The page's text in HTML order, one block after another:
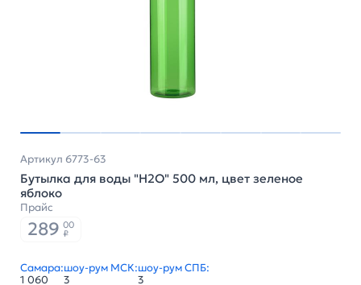
Артикул 6773-63
Бутылка для воды "H2O" 500 мл, цвет зеленое
яблоко
Прайс
289 00
₽
Самара:
1 060
шоу-рум МСК:
3
шоу-рум СПБ:
3